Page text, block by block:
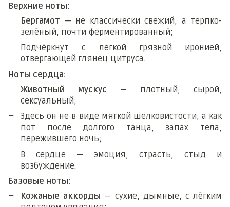
Верхние ноты:
Бергамот — не классически свежий, а терпко-
зелёный, почти ферментированный;
Подчёркнут с лёгкой грязной иронией,
отвергающей глянец цитруса.
Ноты сердца:
Животный мускус — плотный, сырой,
сексуальный;
Здесь он не в виде мягкой шелковистости, а как
пот после долгого танца, запах тела,
пережившего ночь;
В сердце — эмоция, страсть, стыд и
возбуждение.
Базовые ноты:
Кожаные аккорды — сухие, дымные, с лёгким